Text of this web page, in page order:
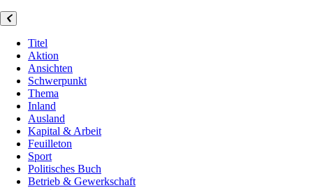
Titel
Aktion
Ansichten
Schwerpunkt
Thema
Inland
Ausland
Kapital & Arbeit
Feuilleton
Sport
Politisches Buch
Betrieb & Gewerkschaft